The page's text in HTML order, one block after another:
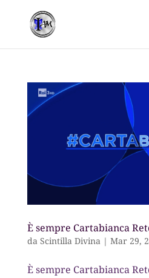
È sempre Cartabianca
da Scintilla Divina | Mar 29,
È sempre Cartabianca